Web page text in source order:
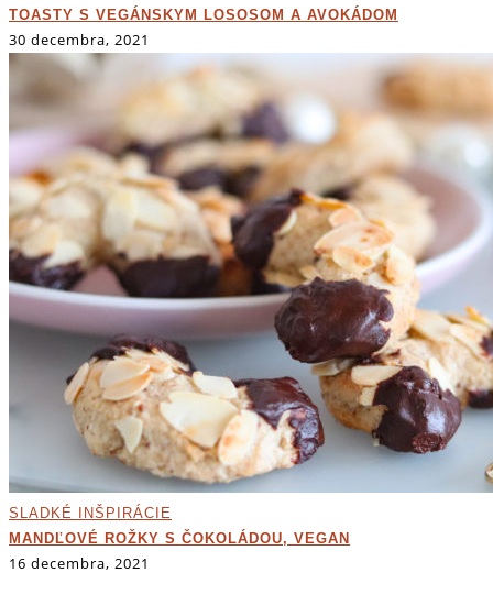
TOASTY S VEGÁNSKYM LOSOSOM A AVOKÁDOM
30 decembra, 2021
SLADKÉ INŠPIRÁCIE
MANDĽOVÉ ROŽKY S ČOKOLÁDOU, VEGAN
16 decembra, 2021